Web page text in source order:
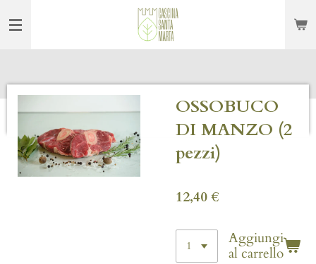
al
contenuto
OSSOBUCO
DI MANZO (2
pezzi)
12,40 €
Aggiungi
al carrello